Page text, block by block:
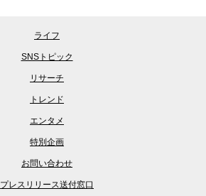
ライフ
SNSトピック
リサーチ
トレンド
エンタメ
特別企画
お問い合わせ
プレスリリース送付窓口